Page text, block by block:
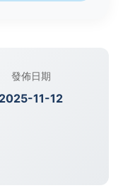
發佈日期
2025-11-12